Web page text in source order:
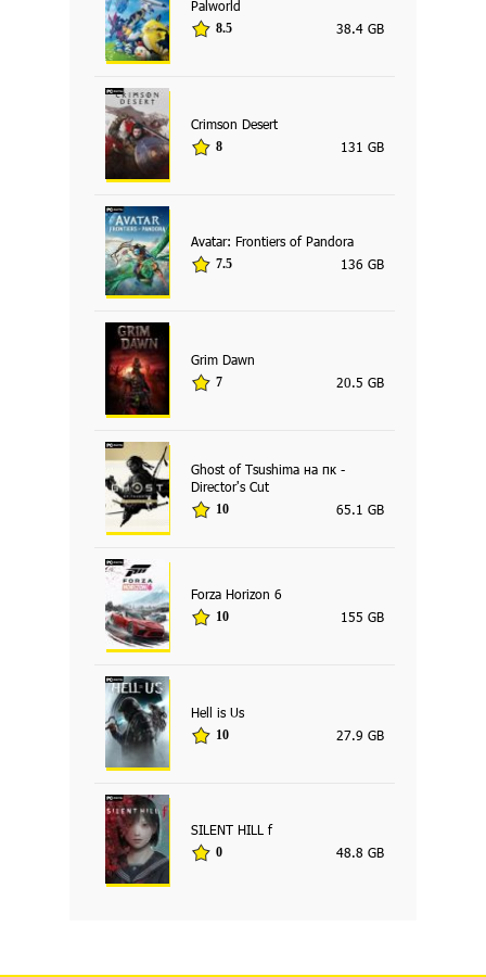
Palworld
8.5 38.4 GB
Crimson Desert
8 131 GB
Avatar: Frontiers of Pandora
7.5 136 GB
Grim Dawn
7 20.5 GB
Ghost of Tsushima на пк -
Director's Cut
10 65.1 GB
Forza Horizon 6
10 155 GB
Hell is Us
10 27.9 GB
SILENT HILL f
0 48.8 GB